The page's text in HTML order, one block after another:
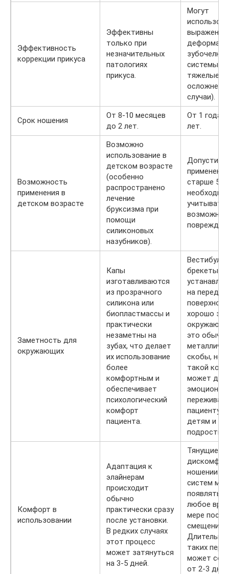
Эффективность
коррекции прикуса
Эффективны
только при
незначительных
патологиях
прикуса.
Могут
системы
тяжелые и
случаи).
Срок ношения
От 8-10 месяцев
до 2 лет.
От 1 года
лет.
Возможность
применения в
детском возрасте
Возможно
использование в
детском возрасте
(особенно
распространено
лечение
бруксизма при
помощи
силиконовых
назубников).
Допустимо
старше 5
учитывать
Заметность для
окружающих
Капы
изготавливаются
из прозрачного
силикона или
биопластмассы и
практически
незаметны на
зубах, что делает
их использование
более
комфортным и
обеспечивает
психологический
комфорт
пациента.
брекеты,
на
хорошо
это
скобы,
такой
может
пациенту
детям и
Комфорт в
использовании
Адаптация к
элайнерам
происходит
обычно
практически сразу
после установки.
В редких случаях
этот процесс
может затянуться
на 3-5 дней.
Тянущие
ношении
систем
любое
мере
смещения
таких
может
от 2-3